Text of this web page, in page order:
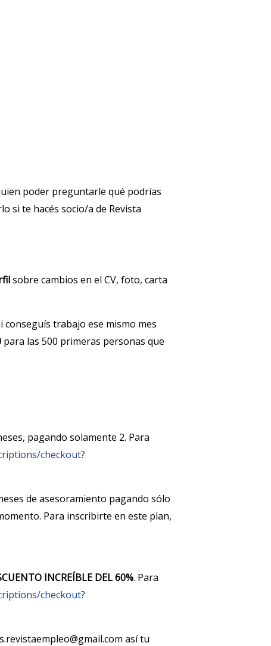
poder preguntarle qué podrías
si te hacés socio/a de Revista
sobre cambios en el CV, foto, carta
trabajo ese mismo mes
para las 500 primeras personas que
pagando solamente 2. Para
checkout?
de asesoramiento pagando sólo
Para inscribirte en este plan,
INCREÍBLE DEL 60%. Para
checkout?
así tu